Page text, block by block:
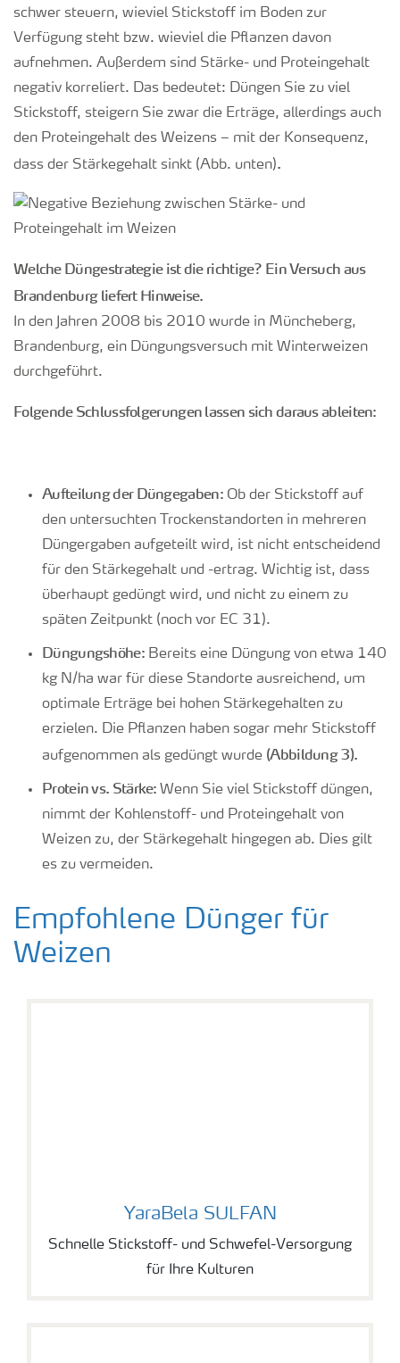
schwer steuern, wieviel Stickstoff im Boden zur
Verfügung steht bzw. wieviel die Pflanzen davon
aufnehmen. Außerdem sind Stärke- und Proteingehalt
negativ korreliert. Das bedeutet: Düngen Sie zu viel
Stickstoff, steigern Sie zwar die Erträge, allerdings auch
den Proteingehalt des Weizens – mit der Konsequenz,
dass der Stärkegehalt sinkt (Abb. unten).
Welche Düngestrategie ist die richtige? Ein Versuch aus
Brandenburg liefert Hinweise.
In den Jahren 2008 bis 2010 wurde in Müncheberg,
Brandenburg, ein Düngungsversuch mit Winterweizen
durchgeführt.
Folgende Schlussfolgerungen lassen sich daraus ableiten:
Aufteilung der Düngegaben:Ob der Stickstoff auf
den untersuchten Trockenstandorten in mehreren
Düngergaben aufgeteilt wird, ist nicht entscheidend
für den Stärkegehalt und -ertrag. Wichtig ist, dass
überhaupt gedüngt wird, und nicht zu einem zu
späten Zeitpunkt (noch vor EC 31).
Düngungshöhe:Bereits eine Düngung von etwa 140
kg N/ha war für diese Standorte ausreichend, um
optimale Erträge bei hohen Stärkegehalten zu
erzielen. Die Pflanzen haben sogar mehr Stickstoff
aufgenommen als gedüngt wurde (Abbildung 3).
Protein vs. Stärke: Wenn Sie viel Stickstoff düngen,
nimmt der Kohlenstoff- und Proteingehalt von
Weizen zu, der Stärkegehalt hingegen ab. Dies gilt
es zu vermeiden.
Empfohlene Dünger für
Weizen
YaraBela SULFAN
Schnelle Stickstoff- und Schwefel-Versorgung
für Ihre Kulturen